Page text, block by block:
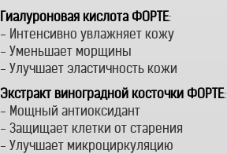
Гиалуроновая кислота ФОРТЕ:
- Интенсивно увлажняет кожу
- Уменьшает морщины
- Улучшает эластичность кожи
Экстракт виноградной косточки ФОРТЕ:
- Мощный антиоксидант
- Защищает клетки от старения
- Улучшает микроциркуляцию